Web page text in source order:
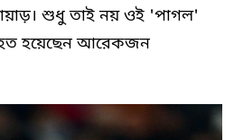
শুধু তাই নয় ওই 'পাগল'
হয়েছেন আরেকজন